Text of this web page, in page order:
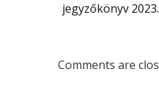
jegyzőkönyv
Comments are